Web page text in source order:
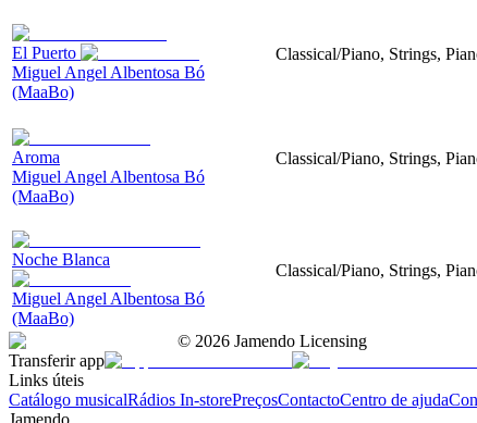
El Puerto
Miguel Angel Albentosa Bó
(MaaBo)
Classical/Piano, Strings,
Aroma
Miguel Angel Albentosa Bó
(MaaBo)
Classical/Piano, Strings,
Noche Blanca
Miguel Angel Albentosa Bó
(MaaBo)
Classical/Piano, Strings,
© 2026 Jamendo Licensing
Transferir app
Links úteis
Catálogo musicalRádios In-storePreçosContactoCentro de ajuda
Jamendo